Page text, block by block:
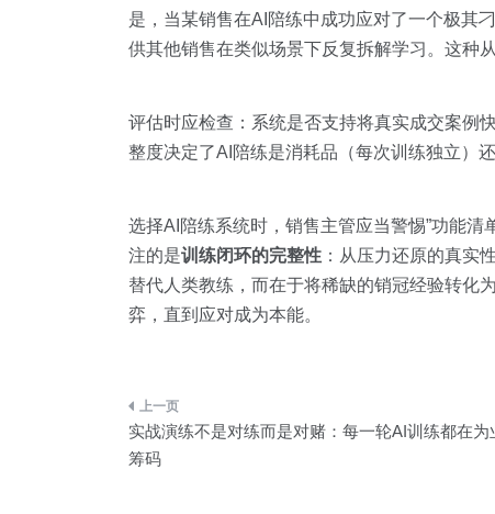
是，当某销售在AI陪练中成功应对了一个极其
供其他销售在类似场景下反复拆解学习。这种
评估时应检查：系统是否支持将真实成交案例
整度决定了AI陪练是消耗品（每次训练独立）
选择AI陪练系统时，销售主管应当警惕”功能
注的是训练闭环的完整性 ：从压力还原的真实
替代人类教练，而在于将稀缺的销冠经验转化
弈，直到应对成为本能。
文
章
实战演练不是对练而是对赌：每一轮AI训练都在为
筹码